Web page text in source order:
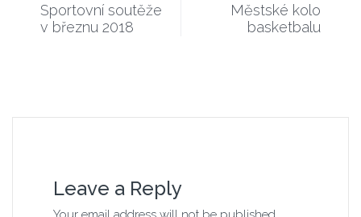
Sportovní soutěže
v březnu 2018
Městské kolo
basketbalu
Leave a Reply